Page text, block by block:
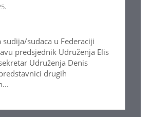
sudija/sudaca u Federaciji
predsjednik Udruženja Elis
Udruženja Denis
drugih